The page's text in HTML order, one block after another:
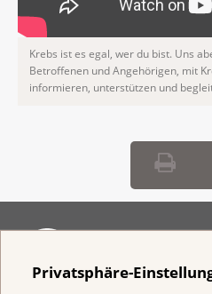
Privatsphäre-
Krebs ist es egal, wer du bist. Uns
Betroffenen und Angehörigen, mit
informieren, unterstützen und